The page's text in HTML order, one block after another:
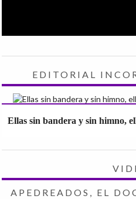
EDITORIAL
Ellas sin bandera y sin himno,
APEDREADOS, EL